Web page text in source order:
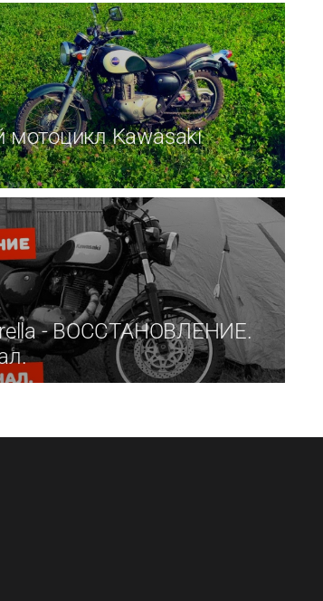
мотоцикл Kawasaki
- ВОССТАНОВЛЕНИЕ.